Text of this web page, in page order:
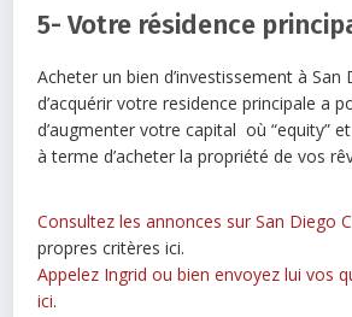
5- Votre résidence
Acheter un bien d’investissement à
d’acquérir votre residence principale a
d’augmenter votre capital où “equity”
à terme d’acheter la propriété de vos
Consultez les annonces sur San Diego
propres critères ici.
Appelez Ingrid ou bien envoyez lui vos
ici.